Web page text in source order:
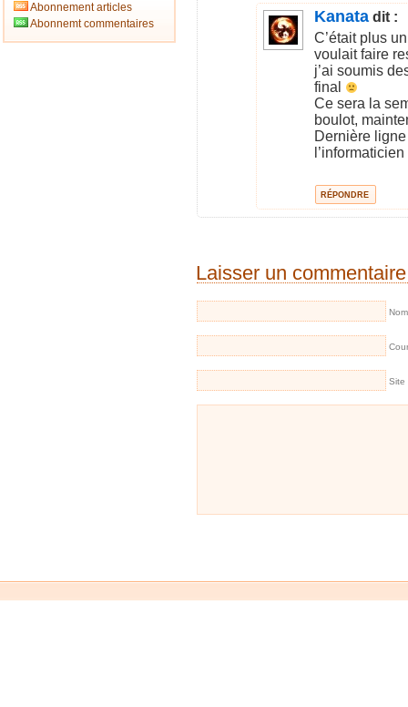
Abonnement articles
Abonnemt commentaires
Kanata dit :
C’était plus
voulait faire
j’ai soumis
final
Ce sera la
boulot,
Dernière
l’informaticien
RÉPONDRE
Laisser un commentaire
Site